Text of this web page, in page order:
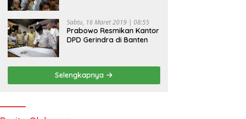
Sabtu, 16 Maret 2019 | 08:55
Prabowo Resmikan Kantor
DPD Gerindra di Banten
Selengkapnya